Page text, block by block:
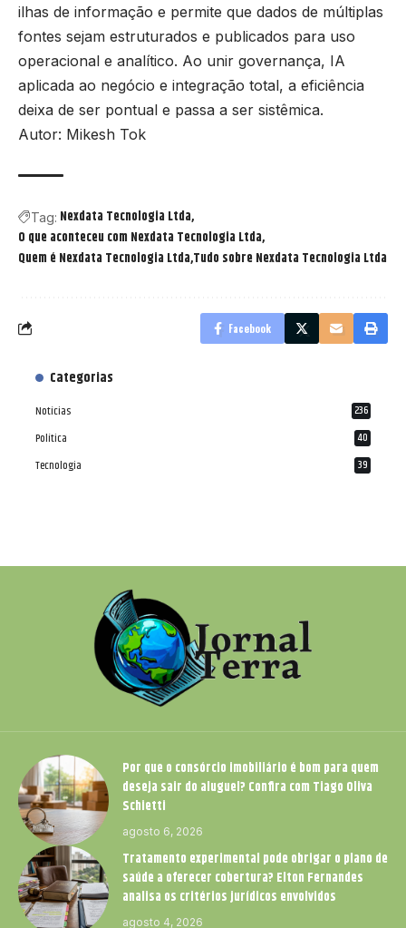
ilhas de informação e permite que dados de múltiplas
fontes sejam estruturados e publicados para uso
operacional e analítico. Ao unir governança, IA
aplicada ao negócio e integração total, a eficiência
deixa de ser pontual e passa a ser sistêmica.
Autor: Mikesh Tok
Tag: Nexdata Tecnologia Ltda
O que aconteceu com Nexdata Tecnologia Ltda
Quem é Nexdata Tecnologia Ltda Tudo sobre Nexdata Tecnologia Ltda
Facebook
Categorias
Notícias 236
Política 40
Tecnologia 39
Por que o consórcio imobiliário é bom para quem
deseja sair do aluguel? Confira com Tiago Oliva
Schietti
agosto 6, 2026
Tratamento experimental pode obrigar o plano de
saúde a oferecer cobertura? Elton Fernandes
analisa os critérios jurídicos envolvidos
agosto 4, 2026